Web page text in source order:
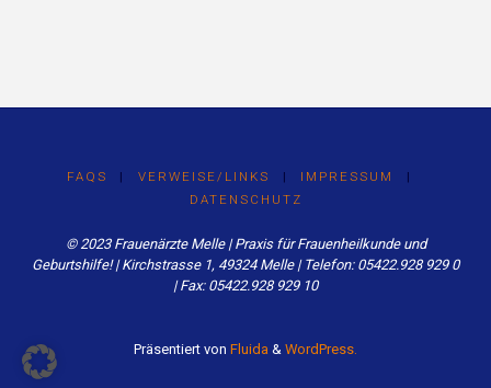
FAQS | VERWEISE/LINKS | IMPRESSUM
|
DATENSCHUTZ
© 2023 Frauenärzte Melle | Praxis für Frauenheilkunde und
Geburtshilfe! | Kirchstrasse 1, 49324 Melle | Telefon: 05422.928 929 0
| Fax: 05422.928 929 10
Präsentiert von Fluida & WordPress.